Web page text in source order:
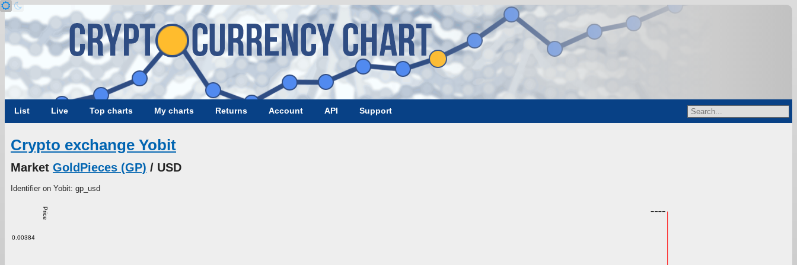
List Live Top charts My charts Returns Account API Support
Crypto exchange Yobit
Market GoldPieces (GP) / USD
Identifier on Yobit: gp_usd
Price
0.00384